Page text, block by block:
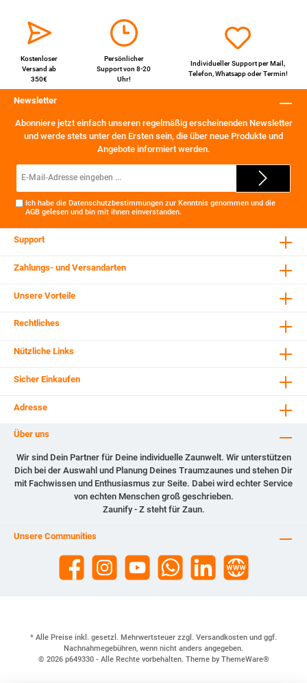
Kostenloser
Versand ab
350€
Persönlicher
Support von 8-20
Uhr!
Individueller Support perMail,
Telefon,WhatsappoderTermin!
Newsletter
Abonniere jetzt einfach unseren regelmäßig erscheinenden Newsletter
und werde stets unter den Ersten sein, die über neue Produkte und
Angebote informiert werden.
Ich habe die Datenschutzbestimmungen zur Kenntnis genommen und die
AGB gelesen und bin mit ihnen einverstanden.
Support
Zahlungs- und Versandarten
Unsere Vorteile
Rechtliches
Nützliche Links
Sicher Einkaufen
Adresse
Über uns
Wir sind Dein Partner für Deine individuelle Zaunwelt. Wir unterstützen
Dich bei der Auswahl und Planung Deines Traumzaunes und stehen Dir
mit Fachwissen und Enthusiasmus zur Seite. Dabei wird echter Service
von echten Menschen groß geschrieben.
Zaunify - Z steht für Zaun.
Unsere Communities
* Alle Preise inkl. gesetzl. Mehrwertsteuer zzgl. Versandkosten und ggf.
Nachnahmegebühren, wenn nicht anders angegeben.
© 2026 p649330 - Alle Rechte vorbehalten. Theme by ThemeWare®